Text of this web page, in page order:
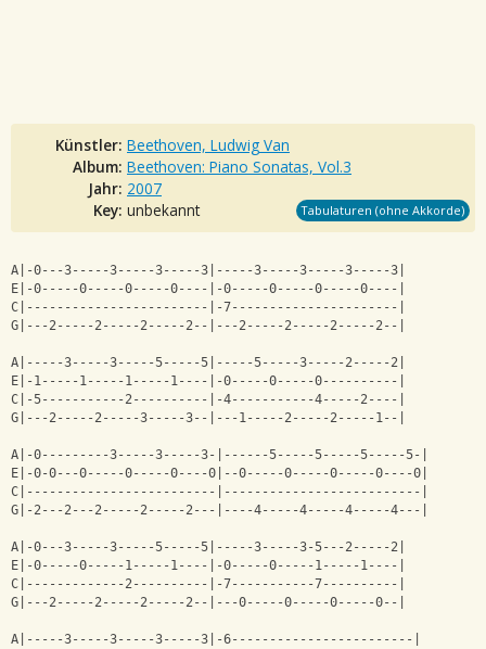
Künstler: Beethoven, Ludwig Van
Album: Beethoven: Piano Sonatas, Vol.3
Jahr: 2007
Key: unbekannt Tabulaturen (ohne Akkorde)
A|-0---3-----3-----3-----3|-----3-----3-----3-----3|
E|-0-----0-----0-----0----|-0-----0-----0-----0----|
C|------------------------|-7----------------------|
G|---2-----2-----2-----2--|---2-----2-----2-----2--|
A|-----3-----3-----5-----5|-----5-----3-----2-----2|
E|-1-----1-----1-----1----|-0-----0-----0----------|
C|-5-----------2----------|-4-----------4-----2----|
G|---2-----2-----3-----3--|---1-----2-----2-----1--|
A|-0---------3-----3-----3-|------5-----5-----5-----5-|
E|-0-0---0-----0-----0----0|--0-----0-----0-----0----0|
C|-------------------------|--------------------------|
G|-2---2---2-----2-----2---|----4-----4-----4-----4---|
A|-0---3-----3-----5-----5|-----3-----3-5---2-----2|
E|-0-----0-----1-----1----|-0-----0-----1-----1----|
C|-------------2----------|-7-----------7----------|
G|---2-----2-----2-----2--|---0-----0-----0-----0--|
A|-----3-----3-----3-----3|-6------------------------|